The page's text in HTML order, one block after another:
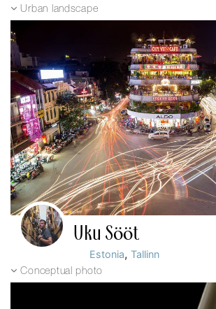
Urban landscape
Uku Sööt
Estonia,Tallinn
Conceptual photo